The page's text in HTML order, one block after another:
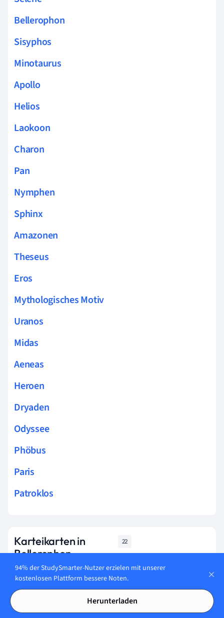
Bellerophon
Sisyphos
Minotaurus
Apollo
Helios
Laokoon
Charon
Pan
Nymphen
Sphinx
Amazonen
Theseus
Eros
Mythologisches Motiv
Uranos
Midas
Aeneas
Heroen
Dryaden
Odyssee
Phöbus
Paris
Patroklos
Karteikarten in
Bellerophon
22
Lerne jetzt
94% der StudySmarter-Nutzer erzielen mit unserer
kostenlosen Plattform bessere Noten.
Herunterladen